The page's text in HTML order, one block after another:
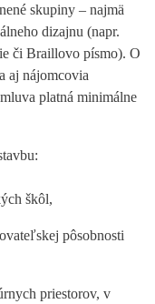
skupiny – najmä
dizajnu (napr.
či Braillovo písmo). O
aj nájomcovia
platná minimálne
škôl,
pôsobnosti
priestorov, v